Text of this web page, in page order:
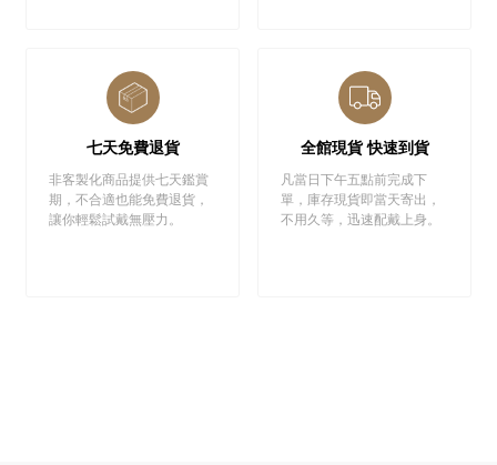
七天免費退貨
非客製化商品提供七天鑑賞
期，不合適也能免費退貨，
讓你輕鬆試戴無壓力。
全館現貨 快速到貨
凡當日下午五點前完成下
單，庫存現貨即當天寄出，
不用久等，迅速配戴上身。